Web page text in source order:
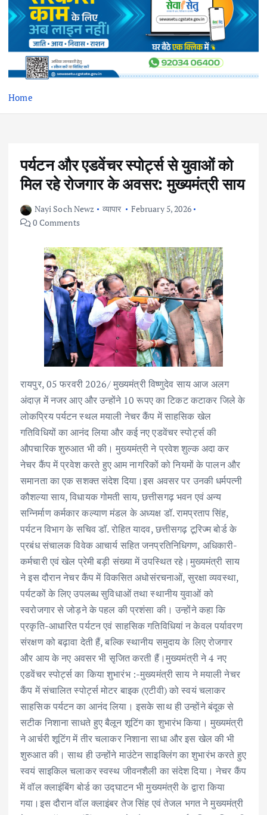
Home
पर्यटन और एडवेंचर स्पोर्ट्स से युवाओं को
मिल रहे रोजगार के अवसर: मुख्यमंत्री साय
Nayi Soch Newz व्यापार
February 5, 2026
0 Comments
रायपुर, 05 फरवरी 2026/ मुख्यमंत्री विष्णुदेव साय आज अलग
अंदाज़ में नजर आए और उन्होंने 10 रूपए का टिकट कटाकर जिले के
लोकप्रिय पर्यटन स्थल मयाली नेचर कैंप में साहसिक खेल
गतिविधियों का आनंद लिया और कई नए एडवेंचर स्पोर्ट्स की
औपचारिक शुरुआत भी की। मुख्यमंत्री ने प्रवेश शुल्क अदा कर
नेचर कैंप में प्रवेश करते हुए आम नागरिकों को नियमों के पालन और
समानता का एक सशक्त संदेश दिया।इस अवसर पर उनकी धर्मपत्नी
कौशल्या साय, विधायक गोमती साय, छत्तीसगढ़ भवन एवं अन्य
सन्निर्माण कर्मकार कल्याण मंडल के अध्यक्ष डॉ. रामप्रताप सिंह,
पर्यटन विभाग के सचिव डॉ. रोहित यादव, छत्तीसगढ़ टूरिज्म बोर्ड के
प्रबंध संचालक विवेक आचार्य सहित जनप्रतिनिधिगण, अधिकारी-
कर्मचारी एवं खेल प्रेमी बड़ी संख्या में उपस्थित रहे।मुख्यमंत्री साय
ने इस दौरान नेचर कैंप में विकसित अधोसंरचनाओं, सुरक्षा व्यवस्था,
पर्यटकों के लिए उपलब्ध सुविधाओं तथा स्थानीय युवाओं को
स्वरोजगार से जोड़ने के पहल की प्रशंसा की। उन्होंने कहा कि
प्रकृति-आधारित पर्यटन एवं साहसिक गतिविधियां न केवल पर्यावरण
संरक्षण को बढ़ावा देती हैं, बल्कि स्थानीय समुदाय के लिए रोजगार
और आय के नए अवसर भी सृजित करती हैं।मुख्यमंत्री ने 4 नए
एडवेंचर स्पोर्ट्स का किया शुभारंभ :-मुख्यमंत्री साय ने मयाली नेचर
कैंप में संचालित स्पोर्ट्स मोटर बाइक (एटीवी) को स्वयं चलाकर
साहसिक पर्यटन का आनंद लिया। इसके साथ ही उन्होंने बंदूक से
सटीक निशाना साधते हुए बैलून शूटिंग का शुभारंभ किया। मुख्यमंत्री
ने आर्चरी शूटिंग में तीर चलाकर निशाना साधा और इस खेल की भी
शुरुआत की। साथ ही उन्होंने माउंटेन साइक्लिंग का शुभारंभ करते हुए
स्वयं साइकिल चलाकर स्वस्थ जीवनशैली का संदेश दिया। नेचर कैंप
में वॉल क्लाइंबिंग बोर्ड का उद्घाटन भी मुख्यमंत्री के द्वारा किया
गया।इस दौरान वॉल क्लाइंबर तेज सिंह एवं तेजल भगत ने मुख्यमंत्री